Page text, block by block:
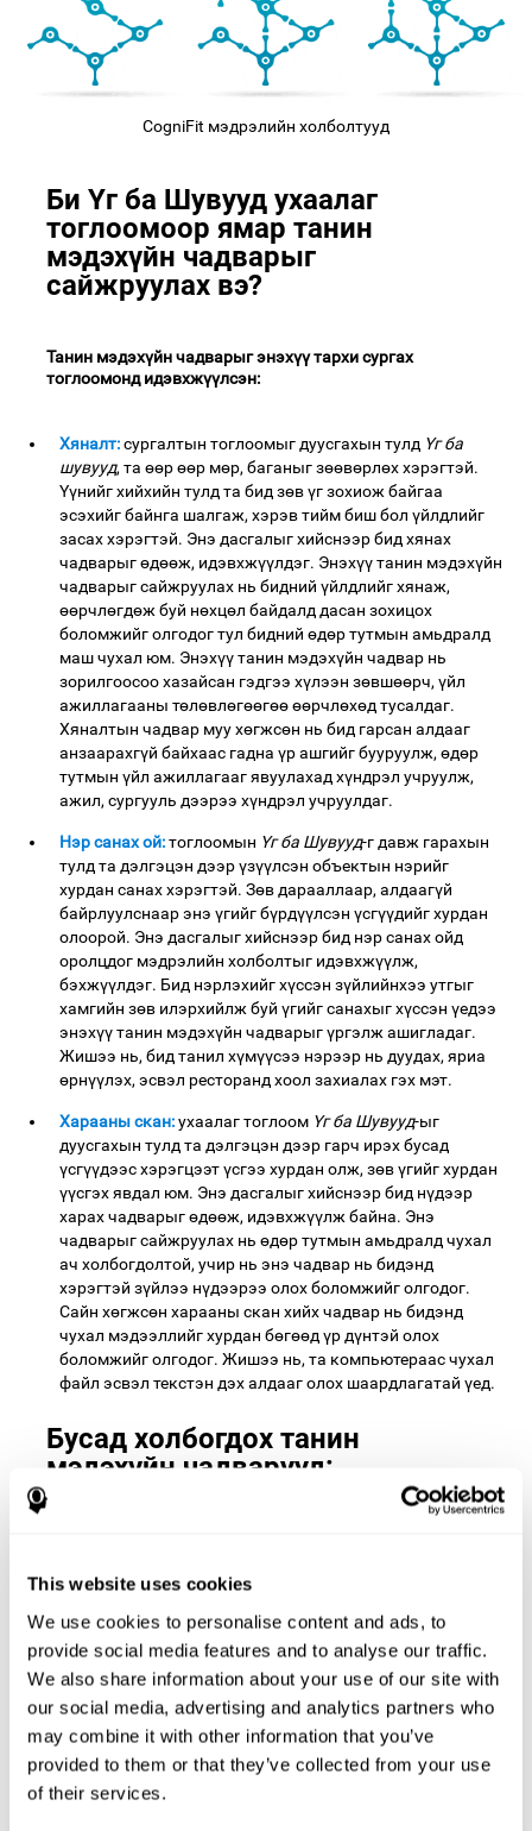
This website uses cookies
We use cookies to personalise content and ads, to
provide social media features and to analyse our traffic.
We also share information about your use of our site with
our social media, advertising and analytics partners who
may combine it with other information that you’ve
provided to them or that they’ve collected from your use
of their services.
CogniFit мэдрэлийн холболтууд
Би Үг ба Шувууд ухаалаг
тоглоомоор ямар танин
мэдэхүйн чадварыг
сайжруулах вэ?
Танин мэдэхүйн чадварыг энэхүү тархи сургах
тоглоомонд идэвхжүүлсэн:
Хяналт:сургалтын тоглоомыг дуусгахын тулд Үг ба
шувууд, та өөр өөр мөр, баганыг зөөвөрлөх хэрэгтэй.
Үүнийг хийхийн тулд та бид зөв үг зохиож байгаа
эсэхийг байнга шалгаж, хэрэв тийм биш бол үйлдлийг
засах хэрэгтэй. Энэ дасгалыг хийснээр бид хянах
чадварыг өдөөж, идэвхжүүлдэг. Энэхүү танин мэдэхүйн
чадварыг сайжруулах нь бидний үйлдлийг хянаж,
өөрчлөгдөж буй нөхцөл байдалд дасан зохицох
боломжийг олгодог тул бидний өдөр тутмын амьдралд
маш чухал юм. Энэхүү танин мэдэхүйн чадвар нь
зорилгоосоо хазайсан гэдгээ хүлээн зөвшөөрч, үйл
ажиллагааны төлөвлөгөөгөө өөрчлөхөд тусалдаг.
Хяналтын чадвар муу хөгжсөн нь бид гарсан алдааг
анзаарахгүй байхаас гадна үр ашгийг бууруулж, өдөр
тутмын үйл ажиллагааг явуулахад хүндрэл учруулж,
ажил, сургууль дээрээ хүндрэл учруулдаг.
Нэр санах ой:тоглоомын Үг ба Шувууд-г давж гарахын
тулд та дэлгэцэн дээр үзүүлсэн объектын нэрийг
хурдан санах хэрэгтэй. Зөв дарааллаар, алдаагүй
байрлуулснаар энэ үгийг бүрдүүлсэн үсгүүдийг хурдан
олоорой. Энэ дасгалыг хийснээр бид нэр санах ойд
оролцдог мэдрэлийн холболтыг идэвхжүүлж,
бэхжүүлдэг. Бид нэрлэхийг хүссэн зүйлийнхээ утгыг
хамгийн зөв илэрхийлж буй үгийг санахыг хүссэн үедээ
энэхүү танин мэдэхүйн чадварыг үргэлж ашигладаг.
Жишээ нь, бид танил хүмүүсээ нэрээр нь дуудах, яриа
өрнүүлэх, эсвэл ресторанд хоол захиалах гэх мэт.
Харааны скан:ухаалаг тоглоом Үг ба Шувууд-ыг
дуусгахын тулд та дэлгэцэн дээр гарч ирэх бусад
үсгүүдээс хэрэгцээт үсгээ хурдан олж, зөв үгийг хурдан
үүсгэх явдал юм. Энэ дасгалыг хийснээр бид нүдээр
харах чадварыг өдөөж, идэвхжүүлж байна. Энэ
чадварыг сайжруулах нь өдөр тутмын амьдралд чухал
ач холбогдолтой, учир нь энэ чадвар нь бидэнд
хэрэгтэй зүйлээ нүдээрээ олох боломжийг олгодог.
Сайн хөгжсөн харааны скан хийх чадвар нь бидэнд
чухал мэдээллийг хурдан бөгөөд үр дүнтэй олох
боломжийг олгодог. Жишээ нь, та компьютераас чухал
файл эсвэл текстэн дэх алдааг олох шаардлагатай үед.
Бусад холбогдох танин
мэдэхүйн чадварууд:
тодорхойлж, янз бүрийн өдөөгчийг агуулсан үсгүүдийг
ялгах ёстой. Энэ дасгалыг хийснээр бид харааны
мэдрэмжийг өдөөж, идэвхжүүлдэг. Энэхүү танин
мэдэхүйн чухал чадварыг сайжруулах нь бидний нүдэнд
орж буй харааны мэдээллийг илүү үр дүнтэй ойлгоход
тусална. Энэ нь бидний эргэн тойрон дахь объектууд
болон тэдэнтэй харьцах харьцааг нэг харцаар
тодорхойлох боломжийг олгодог. Жишээлбэл, та
текстийг уншиж, ойлгох, машин жолоодох, янз бүрийн